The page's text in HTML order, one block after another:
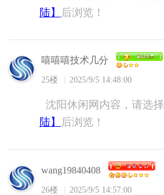
陆】
后浏览！
嘻嘻嘻技术几分
25楼 2025/9/5 14:48:00
沈阳休闲网内容，请选择
陆】
后浏览！
wang19840408
26楼 2025/9/5 14:57:00